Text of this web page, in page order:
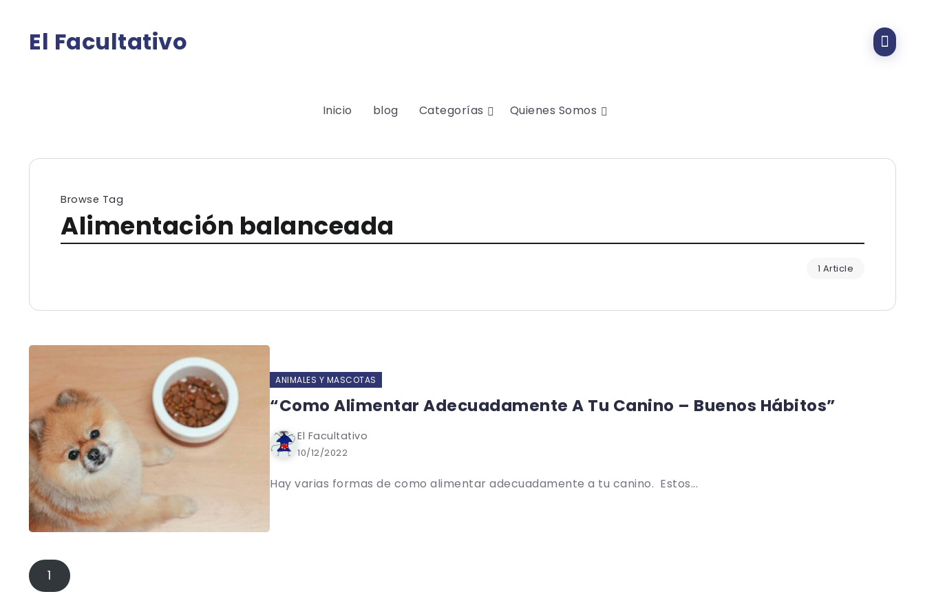
El Facultativo
Inicio blog Categorías Quienes Somos
Browse Tag
Alimentación balanceada
1 Article
ANIMALES Y MASCOTAS
“Como Alimentar Adecuadamente A Tu Canino – Buenos Hábitos”
El Facultativo
10/12/2022
Hay varias formas de como alimentar adecuadamente a tu canino. Estos...
1